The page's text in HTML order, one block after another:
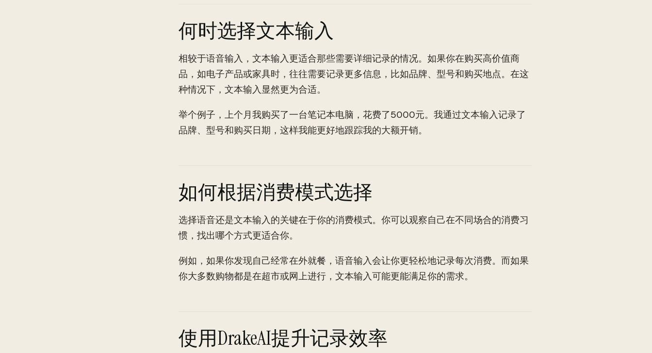
何时选择文本输入
相较于语音输入，文本输入更适合那些需要详细记录的情况。如果你在购买高价值商
品，如电子产品或家具时，往往需要记录更多信息，比如品牌、型号和购买地点。在这
种情况下，文本输入显然更为合适。
举个例子，上个月我购买了一台笔记本电脑，花费了5000元。我通过文本输入记录了
品牌、型号和购买日期，这样我能更好地跟踪我的大额开销。
如何根据消费模式选择
选择语音还是文本输入的关键在于你的消费模式。你可以观察自己在不同场合的消费习
惯，找出哪个方式更适合你。
例如，如果你发现自己经常在外就餐，语音输入会让你更轻松地记录每次消费。而如果
你大多数购物都是在超市或网上进行，文本输入可能更能满足你的需求。
使用DrakeAI提升记录效率